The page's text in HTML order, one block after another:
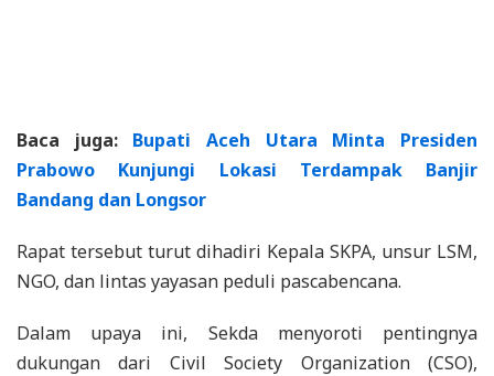
Baca juga: Bupati Aceh Utara Minta Presiden
Prabowo Kunjungi Lokasi Terdampak Banjir
Bandang dan Longsor
Rapat tersebut turut dihadiri Kepala SKPA, unsur LSM,
NGO, dan lintas yayasan peduli pascabencana.
Dalam upaya ini, Sekda menyoroti pentingnya
dukungan dari Civil Society Organization (CSO),